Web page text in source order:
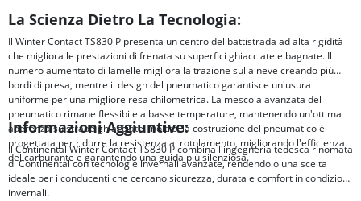
La Scienza Dietro La Tecnologia:
Il Winter Contact TS830 P presenta un centro del battistrada ad alta rigidità
che migliora le prestazioni di frenata su superfici ghiacciate e bagnate. Il
numero aumentato di lamelle migliora la trazione sulla neve creando più
bordi di presa, mentre il design del pneumatico garantisce un'usura
uniforme per una migliore resa chilometrica. La mescola avanzata del
pneumatico rimane flessibile a basse temperature, mantenendo un'ottima
aderenza su strade ghiacciate. Inoltre, la costruzione del pneumatico è
progettata per ridurre la resistenza al rotolamento, migliorando l'efficienza
del carburante e garantendo una guida più silenziosa.
Informazioni Aggiuntive:
Il Continental Winter Contact TS830 P combina l'ingegneria tedesca rinomata
di Continental con tecnologie invernali avanzate, rendendolo una scelta
ideale per i conducenti che cercano sicurezza, durata e comfort in condizioni
invernali.